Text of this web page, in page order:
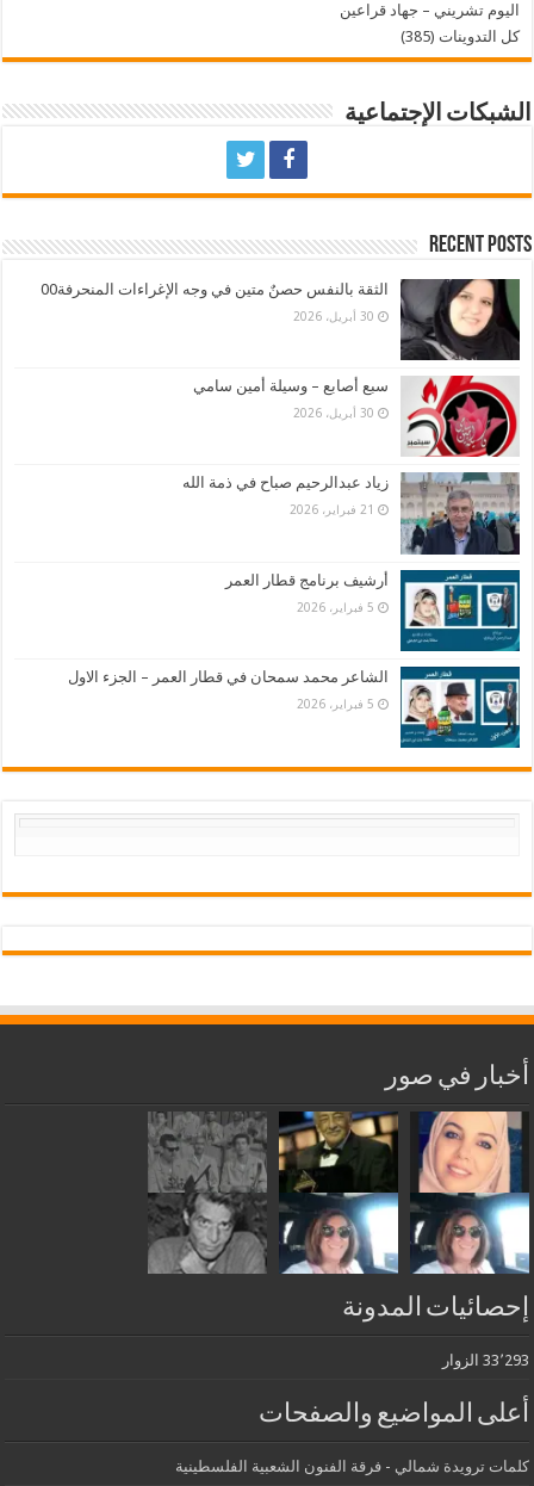
اليوم تشريني – جهاد قراعين
كل التدوينات (385)
الشبكات الإجتماعية
Recent Posts
الثقة بالنفس حصنٌ متين في وجه الإغراءات المنحرفة00
30 أبريل، 2026
سبع أصابع – وسيلة أمين سامي
30 أبريل، 2026
زياد عبدالرحيم صباح في ذمة الله
21 فبراير، 2026
أرشيف برنامج قطار العمر
5 فبراير، 2026
الشاعر محمد سمحان في قطار العمر – الجزء الاول
5 فبراير، 2026
أخبار في صور
إحصائيات المدونة
33٬293 الزوار
أعلى المواضيع والصفحات
كلمات ترويدة شمالي - فرقة الفنون الشعبية الفلسطينية